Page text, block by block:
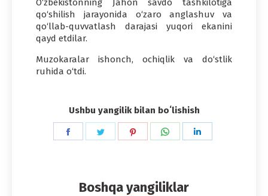
O‘zbekistonning Jahon savdo tashkilotiga
qo‘shilish jarayonida o‘zaro anglashuv va
qo‘llab-quvvatlash darajasi yuqori ekanini
qayd etdilar.
Muzokaralar ishonch, ochiqlik va do‘stlik
ruhida o‘tdi.
Ushbu yangilik bilan boʻlishish
Share
Share
Share
Share
Boshqa yangiliklar